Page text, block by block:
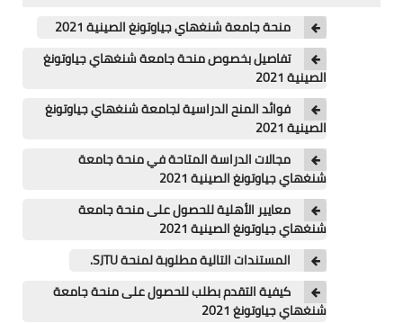
الوظيفة
الصحة
منحة جامعة شنغهاي جياوتونغ الصينية 2021
تفاصيل بخصوص منحة جامعة شنغهاي جياوتونغ
الصينية 2021
فوائد المنح الدراسية لجامعة شنغهاي جياوتونغ
الصينية 2021
مجالات الدراسة المتاحة في منحة جامعة
شنغهاي جياوتونغ الصينية 2021
معايير الأهلية للحصول على منحة جامعة
شنغهاي جياوتونغ الصينية 2021
المستندات التالية مطلوبة لمنحة SJTU.
كيفية التقدم بطلب للحصول على منحة جامعة
شنغهاي جياوتونغ 2021